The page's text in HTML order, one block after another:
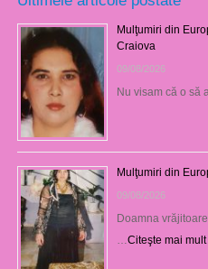
Mulţumiri din
Craiova
09/08/2026
Nu visam că o să
Mulţumiri din
09/08/2026
Doamna
Citeşte mai mult